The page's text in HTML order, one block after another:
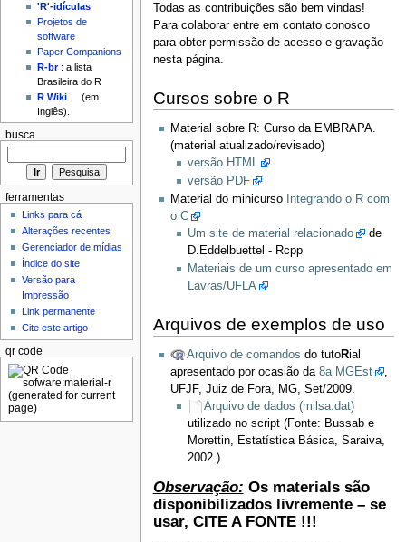
Todas as contribuições são bem vindas!
Para colaborar entre em contato conosco
para obter permissão de acesso e gravação
nesta página.
Cursos sobre o R
Material sobre R: Curso da EMBRAPA.
(material atualizado/revisado)
versão HTML
versão PDF
Material do minicurso
Integrando o R com
o C
Um site de material relacionado
de
D.Eddelbuettel - Rcpp
Materiais de um curso apresentado em
Lavras/UFLA
Arquivos de exemplos de uso
Arquivo de comandos do tutoRial
apresentado por ocasião da 8a MGEst
,
UFJF, Juiz de Fora, MG, Set/2009.
Arquivo de dados (milsa.dat)
utilizado no script (Fonte: Bussab e
Morettin, Estatística Básica, Saraiva,
2002.)
Observação: Os materials são
disponibilizados livremente – se
usar, CITE A FONTE !!!
'R'-idículas
Projetos de
software
Paper Companions
R-br: a lista
Brasileira do R
R Wiki
(em
Inglês).
busca
ferramentas
Links para cá
Alterações recentes
Gerenciador de mídias
Índice do site
Versão para
Impressão
Link permanente
Cite este artigo
qr code